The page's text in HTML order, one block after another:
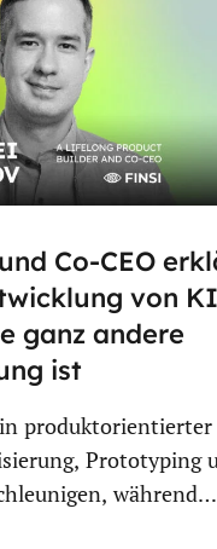
Co-CEO
von
ganz andere
ist
produktorientierter
Prototyping
während